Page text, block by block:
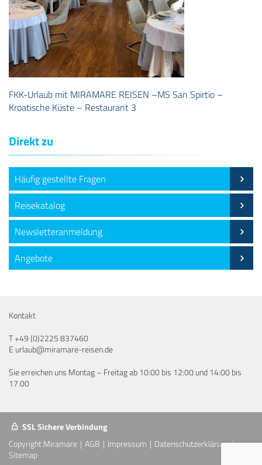
FKK-Urlaub mit MIRAMARE REISEN –MS San Spirtio –
Kroatische Küste – Restaurant 3
Direkt zu
Häufig gestellte Fragen
Reisekatalog
Newsletteranmeldung
Angebote
Kontakt
T+49 (0)2225 837460
E urlaub@miramare-reisen.de
Sie erreichen uns Montag – Freitag ab 10:00 bis 12:00 und 14:00 bis
17.00
SSL Sichere Verbindung
Copyright Miramare
AGB Impressum
Datenschutzerklärung
Sitemap